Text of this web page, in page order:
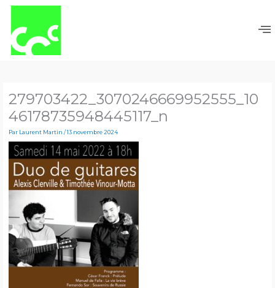
279703422_3070246669952555_10
46178735948445117_n
Par Laurent Martin /13 novembre 2024